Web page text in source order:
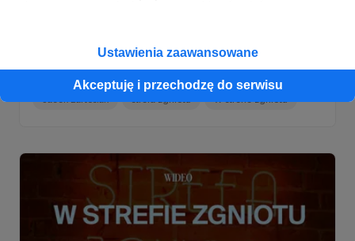
Ustawienia zaawansowane
Akceptuję i przechodzę do serwisu
Jacek Bartosiak i Albert Świdziński w najnowszym odcinku
specjalnego programu S&F „W strefie zgniotu” – edycja
nadmorska.